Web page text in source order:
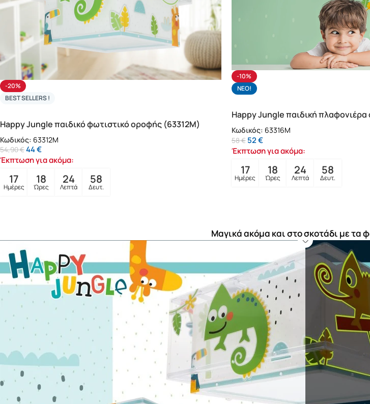
-20%
BEST SELLERS !
Happy Jungle παιδικό φωτιστικό οροφής (63312M)
Κωδικός: 63312M
54,90€44€
Έκπτωση για ακόμα:
17
Ημέρες
18
Ώρες
24
Λεπτά
57
Δευτ.
-10%
NΕΟ!
Happy Jungle παιδική
Κωδικός: 63316M
58€ 52€
Έκπτωση για ακόμα:
17
Ημέρες
18
Ώρες
24
Λεπτά
57
Δευτ.
Μαγικά ακόμα και στο σκοτάδι με τα